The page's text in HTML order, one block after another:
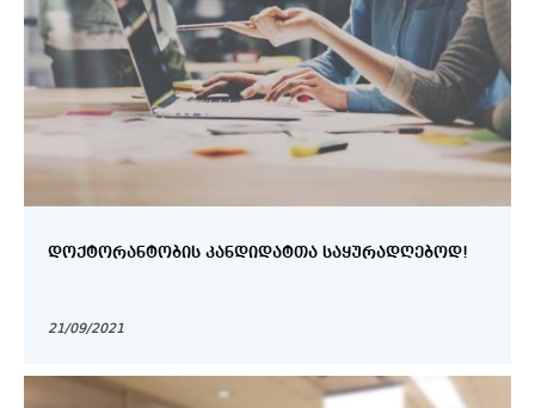
ᲓᲝᲥᲢᲝᲠᲐᲜᲢᲝᲑᲘᲡ ᲙᲐᲜᲓᲘᲓᲐᲢᲗᲐ ᲡᲐᲧᲣᲠᲐᲓᲦᲔᲑᲝᲓ!
21/09/2021